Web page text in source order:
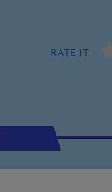
RATE IT